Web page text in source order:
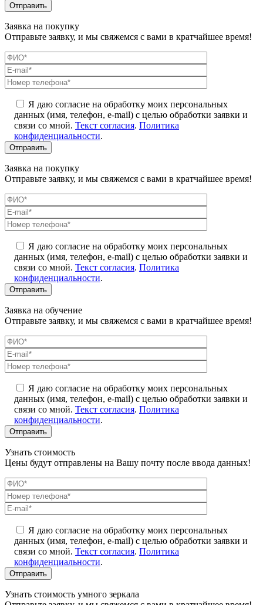
Заявка на покупку
Отправьте заявку, и мы свяжемся с вами в кратчайшее время!
Я даю согласие на обработку моих персональных
данных (имя, телефон, e-mail) с целью обработки заявки и
связи со мной. Текст согласия. Политика
конфиденциальности.
Заявка на покупку
Отправьте заявку, и мы свяжемся с вами в кратчайшее время!
Я даю согласие на обработку моих персональных
данных (имя, телефон, e-mail) с целью обработки заявки и
связи со мной. Текст согласия. Политика
конфиденциальности.
Заявка на обучение
Отправьте заявку, и мы свяжемся с вами в кратчайшее время!
Я даю согласие на обработку моих персональных
данных (имя, телефон, e-mail) с целью обработки заявки и
связи со мной. Текст согласия. Политика
конфиденциальности.
Узнать стоимость
Цены будут отправлены на Вашу почту после ввода данных!
Я даю согласие на обработку моих персональных
данных (имя, телефон, e-mail) с целью обработки заявки и
связи со мной. Текст согласия. Политика
конфиденциальности.
Узнать стоимость умного зеркала